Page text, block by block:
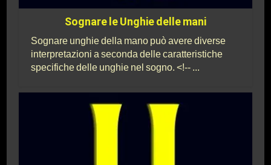
Sognare le Unghie delle mani
Sognare unghie della mano può avere diverse
interpretazioni a seconda delle caratteristiche
specifiche delle unghie nel sogno. <!-- ...